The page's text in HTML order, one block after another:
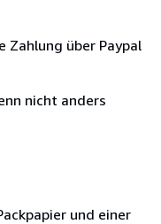
Zahlung über Paypal
nicht anders
und einer